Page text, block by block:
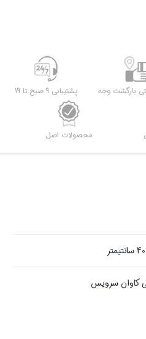
پشتیبانی 9 صبح تا 19
محصولات اصل